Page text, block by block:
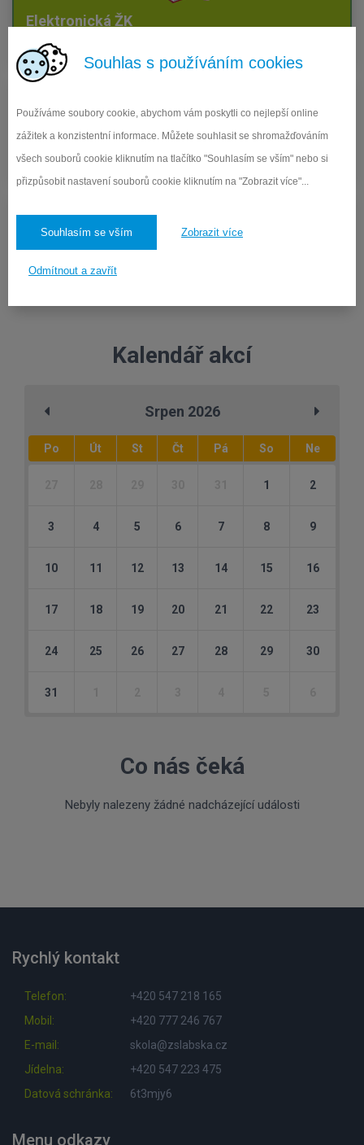
Souhlas s používáním cookies
Používáme soubory cookie, abychom vám poskytli co nejlepší online
zážitek a konzistentní informace. Můžete souhlasit se shromažďováním
všech souborů cookie kliknutím na tlačítko "Souhlasím se vším" nebo si
přizpůsobit nastavení souborů cookie kliknutím na "Zobrazit více"...
Souhlasím se vším Zobrazit více
Odmítnout a zavřít
Elektronická ŽK
Vstup do systému Edookit pro žáky a rodiče
Objednávka obědů
Přihlášení a odhlášení obědů pro strávníky
Interní info. systém
Kalendář akcí
Srpen 2026
Po Út St Čt Pá So Ne
1 2
3 4 5 6 7 8 9
10 11 12 13 14 15 16
17 18 19 20 21 22 23
24 25 26 27 28 29 30
31
Co nás čeká
Nebyly nalezeny žádné nadcházející události
Rychlý kontakt
Telefon:
+420 547 218 165
Mobil:
+420 777 246 767
E-mail:
skola@zslabska.cz
Jídelna:
+420 547 223 475
Datová schránka:
6t3mjy6
Menu odkazy